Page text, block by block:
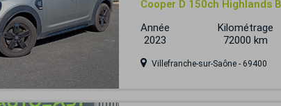
Cooper D 150ch Highlands
Année
2023
Kilométrage
72000 km
Villefranche-sur-Saône - 69400